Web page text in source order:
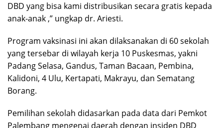
DBD yang bisa kami distribusikan secara gratis kepada
anak-anak ,” ungkap dr. Ariesti.
Program vaksinasi ini akan dilaksanakan di 60 sekolah
yang tersebar di wilayah kerja 10 Puskesmas, yakni
Padang Selasa, Gandus, Taman Bacaan, Pembina,
Kalidoni, 4 Ulu, Kertapati, Makrayu, dan Sematang
Borang.
Pemilihan sekolah didasarkan pada data dari Pemkot
Palembang mengenai daerah dengan insiden DBD